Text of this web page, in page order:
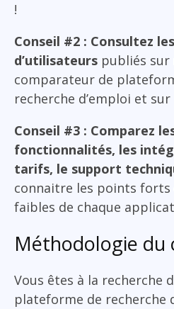
!
Conseil #2 : Consultez
d’utilisateurs publiés
comparateur de
recherche d’emploi et sur
Conseil #3 : Comparez
fonctionnalités, les
tarifs, le support
connaitre les points
faibles de chaque
Méthodologie
Vous êtes à la recherche
plateforme de recherche